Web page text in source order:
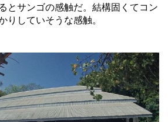
とサンゴの感触だ。結構固くてコン
りしていそうな感触。